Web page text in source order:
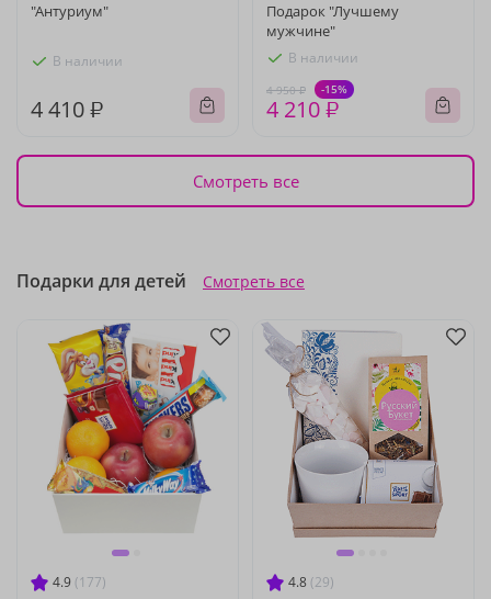
"Антуриум"
В наличии
4 410 ₽
Подарок "Лучшему
мужчине"
В наличии
4 950 ₽ -15%
4 210 ₽
Смотреть все
Подарки для детей Смотреть все
4.9 (177) 4.8 (29)